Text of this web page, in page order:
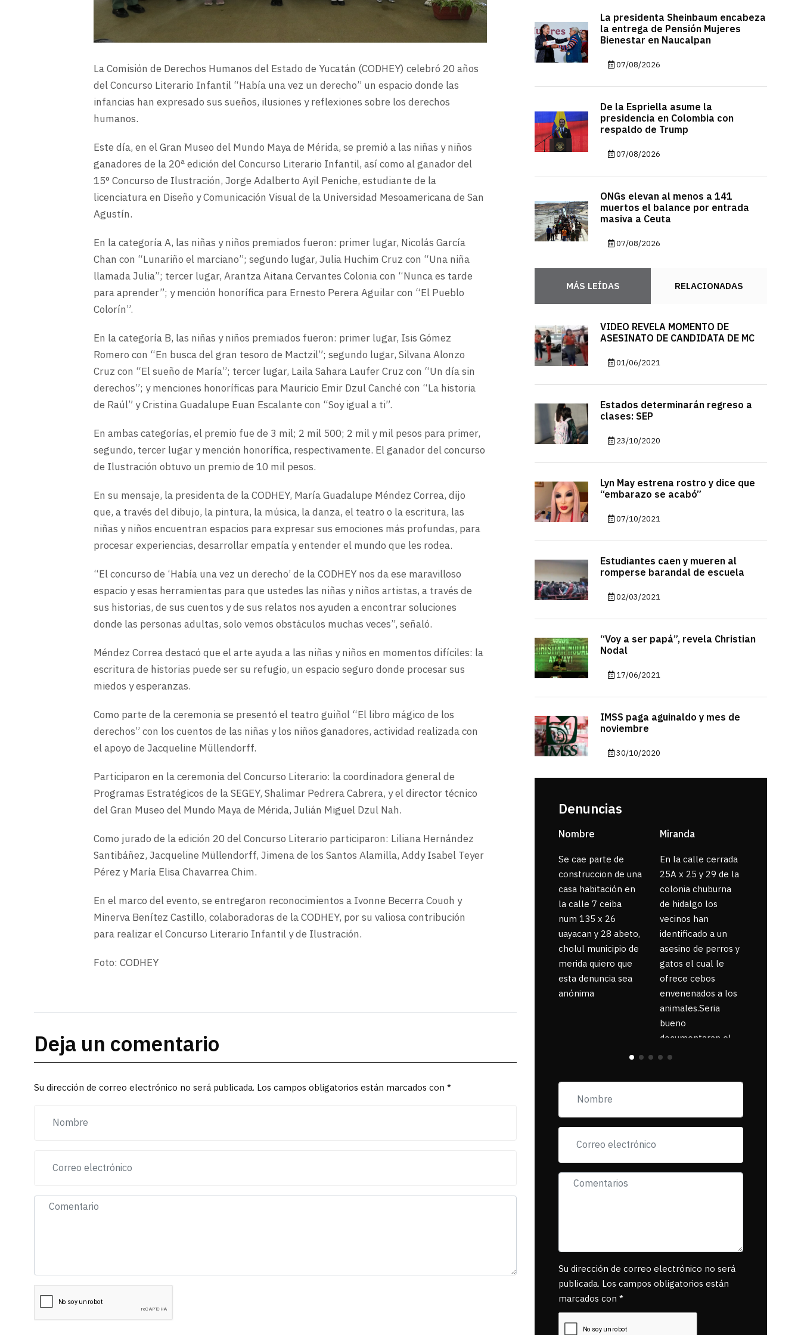
La Comisión de Derechos Humanos del Estado de Yucatán (CODHEY) celebró 20 años
del Concurso Literario Infantil “Había una vez un derecho” un espacio donde las
infancias han expresado sus sueños, ilusiones y reflexiones sobre los derechos
humanos.
Este día, en el Gran Museo del Mundo Maya de Mérida, se premió a las niñas y niños
ganadores de la 20ª edición del Concurso Literario Infantil, así como al ganador del
15° Concurso de Ilustración, Jorge Adalberto Ayil Peniche, estudiante de la
licenciatura en Diseño y Comunicación Visual de la Universidad Mesoamericana de San
Agustín.
En la categoría A, las niñas y niños premiados fueron: primer lugar, Nicolás García
Chan con “Lunariño el marciano”; segundo lugar, Julia Huchim Cruz con “Una niña
llamada Julia”; tercer lugar, Arantza Aitana Cervantes Colonia con “Nunca es tarde
para aprender”; y mención honorífica para Ernesto Perera Aguilar con “El Pueblo
Colorín”.
En la categoría B, las niñas y niños premiados fueron: primer lugar, Isis Gómez
Romero con “En busca del gran tesoro de Mactzil”; segundo lugar, Silvana Alonzo
Cruz con “El sueño de María”; tercer lugar, Laila Sahara Laufer Cruz con “Un día sin
derechos”; y menciones honoríficas para Mauricio Emir Dzul Canché con “La historia
de Raúl” y Cristina Guadalupe Euan Escalante con “Soy igual a ti”.
En ambas categorías, el premio fue de 3 mil; 2 mil 500; 2 mil y mil pesos para primer,
segundo, tercer lugar y mención honorífica, respectivamente. El ganador del concurso
de Ilustración obtuvo un premio de 10 mil pesos.
En su mensaje, la presidenta de la CODHEY, María Guadalupe Méndez Correa, dijo
que, a través del dibujo, la pintura, la música, la danza, el teatro o la escritura, las
niñas y niños encuentran espacios para expresar sus emociones más profundas, para
procesar experiencias, desarrollar empatía y entender el mundo que les rodea.
“El concurso de ‘Había una vez un derecho’ de la CODHEY nos da ese maravilloso
espacio y esas herramientas para que ustedes las niñas y niños artistas, a través de
sus historias, de sus cuentos y de sus relatos nos ayuden a encontrar soluciones
donde las personas adultas, solo vemos obstáculos muchas veces”, señaló.
Méndez Correa destacó que el arte ayuda a las niñas y niños en momentos difíciles: la
escritura de historias puede ser su refugio, un espacio seguro donde procesar sus
miedos y esperanzas.
Como parte de la ceremonia se presentó el teatro guiñol “El libro mágico de los
derechos” con los cuentos de las niñas y los niños ganadores, actividad realizada con
el apoyo de Jacqueline Müllendorff.
Participaron en la ceremonia del Concurso Literario: la coordinadora general de
Programas Estratégicos de la SEGEY, Shalimar Pedrera Cabrera, y el director técnico
del Gran Museo del Mundo Maya de Mérida, Julián Miguel Dzul Nah.
Como jurado de la edición 20 del Concurso Literario participaron: Liliana Hernández
Santibáñez, Jacqueline Müllendorff, Jimena de los Santos Alamilla, Addy Isabel Teyer
Pérez y María Elisa Chavarrea Chim.
En el marco del evento, se entregaron reconocimientos a Ivonne Becerra Couoh y
Minerva Benítez Castillo, colaboradoras de la CODHEY, por su valiosa contribución
para realizar el Concurso Literario Infantil y de Ilustración.
Foto: CODHEY
Deja un comentario
Su dirección de correo electrónico no será publicada. Los campos obligatorios están marcados con *
La presidenta Sheinbaum encabeza
la entrega de Pensión Mujeres
Bienestar en Naucalpan
07/08/2026
De la Espriella asume la
presidencia en Colombia con
respaldo de Trump
07/08/2026
ONGs elevan al menos a 141
muertos el balance por entrada
masiva a Ceuta
07/08/2026
MÁS LEÍDAS RELACIONADAS
VIDEO REVELA MOMENTO DE
ASESINATO DE CANDIDATA DE MC
01/06/2021
Estados determinarán regreso a
clases: SEP
23/10/2020
Lyn May estrena rostro y dice que
“embarazo se acabó”
07/10/2021
Estudiantes caen y mueren al
romperse barandal de escuela
02/03/2021
“Voy a ser papá”, revela Christian
Nodal
17/06/2021
IMSS paga aguinaldo y mes de
noviembre
30/10/2020
Denuncias
Nombre
Se cae parte de
construccion de una
casa habitación en
la calle 7 ceiba
num 135 x 26
uayacan y 28 abeto,
cholul municipio de
merida quiero que
esta denuncia sea
anónima
Miranda
En la calle cerrada
25A x 25 y 29 de la
colonia chuburna
de hidalgo los
vecinos han
identificado a un
asesino de perros y
gatos el cual le
ofrece cebos
envenenados a los
animales.Seria
bueno
documentaran el
suceso ya que la
pancartas de
exigiendo al asesino
se reponsanbilice
Su dirección de correo electrónico no será
publicada. Los campos obligatorios están
marcados con *